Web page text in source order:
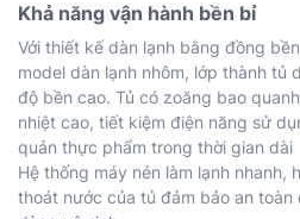
Khả năng vận hành bền bỉ
Với thiết kế dàn lạnh bằng đồng
model dàn lạnh nhôm, lớp thành tủ
độ bền cao. Tủ có zoăng bao
nhiệt cao, tiết kiệm điện năng sử
quản thực phẩm trong thời gian dài
Hệ thống máy nén làm lạnh nhanh,
thoát nước của tủ đảm bảo an